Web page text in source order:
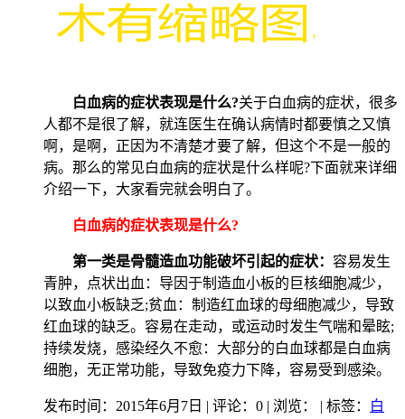
白血病的症状表现是什么?关于白血病的症状，很多
人都不是很了解，就连医生在确认病情时都要慎之又慎
啊，是啊，正因为不清楚才要了解，但这个不是一般的
病。那么的常见白血病的症状是什么样呢?下面就来详细
介绍一下，大家看完就会明白了。
白血病的症状表现是什么?
第一类是骨髓造血功能破坏引起的症状： 容易发生
青肿，点状出血：导因于制造血小板的巨核细胞减少，
以致血小板缺乏;贫血：制造红血球的母细胞减少，导致
红血球的缺乏。容易在走动，或运动时发生气喘和晕眩;
持续发烧，感染经久不愈：大部分的白血球都是白血病
细胞，无正常功能，导致免疫力下降，容易受到感染。
发布时间：2015年6月7日 | 评论：0 | 浏览： | 标签：
白